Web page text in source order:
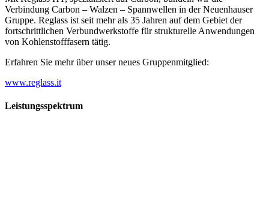
Verbindung Carbon – Walzen – Spannwellen in der Neuenhauser
Gruppe. Reglass ist seit mehr als 35 Jahren auf dem Gebiet der
fortschrittlichen Verbundwerkstoffe für strukturelle Anwendungen
von Kohlenstofffasern tätig.
Erfahren Sie mehr über unser neues Gruppenmitglied:
www.reglass.it
Leistungsspektrum